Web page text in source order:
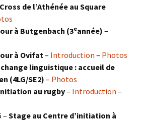
Cross de l’Athénée au Square
à Butgenbach (3eannée) –
à Ovifat – Introduction – Photos
linguistique : accueil de
(4LG/SE2) – Photos
au rugby– Introduction –
– Stage au Centre d’initiation à